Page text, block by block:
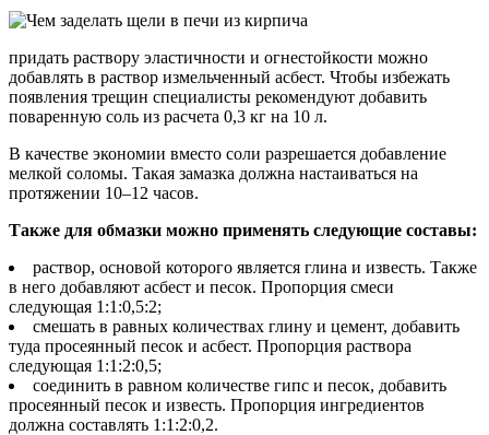
придать раствору эластичности и огнестойкости можно
добавлять в раствор измельченный асбест. Чтобы избежать
появления трещин специалисты рекомендуют добавить
поваренную соль из расчета 0,3 кг на 10 л.
В качестве экономии вместо соли разрешается добавление
мелкой соломы. Такая замазка должна настаиваться на
протяжении 10–12 часов.
Также для обмазки можно применять следующие составы:
раствор, основой которого является глина и известь. Также
в него добавляют асбест и песок. Пропорция смеси
следующая 1:1:0,5:2;
смешать в равных количествах глину и цемент, добавить
туда просеянный песок и асбест. Пропорция раствора
следующая 1:1:2:0,5;
соединить в равном количестве гипс и песок, добавить
просеянный песок и известь. Пропорция ингредиентов
должна составлять 1:1:2:0,2.